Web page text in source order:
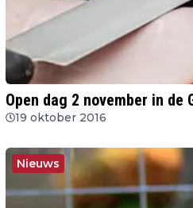
Open dag 2 november in de
19 oktober 2016
Nieuws